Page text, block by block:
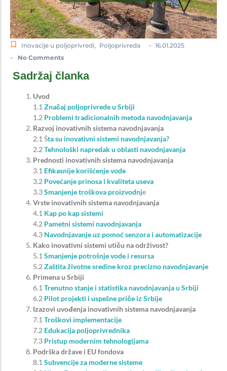
Inovacije u poljoprivredi, Poljoprivreda - 16.01.2025
- No Comments
Sadržaj članka
Uvod
1.1 Značaj poljoprivrede u Srbiji
1.2 Problemi tradicionalnih metoda navodnjavanja
Razvoj inovativnih sistema navodnjavanja
2.1 Šta su inovativni sistemi navodnjavanja?
2.2 Tehnološki napredak u oblasti navodnjavanja
Prednosti inovativnih sistema navodnjavanja
3.1 Efikasnije korišćenje vode
3.2 Povećanje prinosa i kvaliteta useva
3.3Smanjenje troškova proizvodnje
Vrste inovativnih sistema navodnjavanja
4.1 Kap po kap sistemi
4.2 Pametni sistemi navodnjavanja
4.3 Navodnjavanje uz pomoć senzora i automatizacije
Kako inovativni sistemi utiču na održivost?
5.1 Smanjenje potrošnje vode i resursa
5.2 Zaštita životne sredine kroz precizno navodnjavanje
Primena u Srbiji
6.1 Trenutno stanje i statistika navodnjavanja u Srbiji
6.2 Pilot projekti i uspešne priče iz Srbije
Izazovi uvođenja inovativnih sistema navodnjavanja
7.1 Troškovi implementacije
7.2 Edukacija poljoprivrednika
7.3 Pristup modernim tehnologijama
Podrška države i EU fondova
8.1 Subvencije za moderne sisteme